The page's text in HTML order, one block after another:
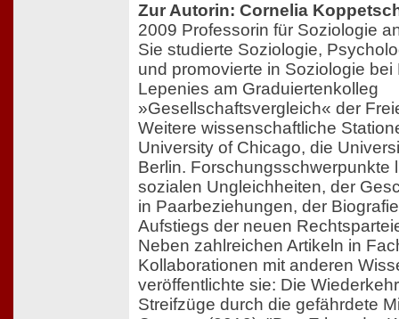
Zur Autorin: Cornelia
2009 Professorin für Soziologie
Sie studierte Soziologie,
und promovierte in Soziologie bei
Lepenies am Graduiertenkolleg
»Gesellschaftsvergleich« der
Weitere wissenschaftliche
University of Chicago, die
Berlin. Forschungsschwerpunkte
sozialen Ungleichheiten, der
in Paarbeziehungen, der
Aufstiegs der neuen
Neben zahlreichen Artikeln in
Kollaborationen mit anderen
veröffentlichte sie: Die
Streifzüge durch die gefährdete